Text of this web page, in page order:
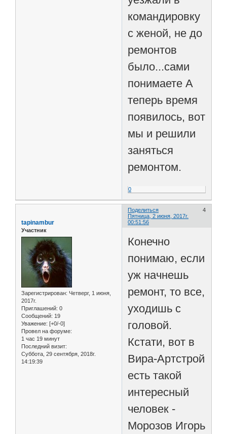
командировку
с женой, не до
ремонтов
было...сами
понимаете А
теперь время
появилось, вот
мы и решили
заняться
ремонтом.
0
Поделиться
4
Пятница, 2 июня, 2017г.
00:51:56
tapinambur
Участник
Зарегистрирован: Четверг, 1 июня,
2017г.
Приглашений: 0
Сообщений: 19
Уважение: [+0/-0]
Провел на форуме:
1 час 19 минут
Последний визит:
Суббота, 29 сентября, 2018г.
14:19:39
Конечно
понимаю, если
уж начнешь
ремонт, то все,
уходишь с
головой.
Кстати, вот в
Вира-Артстрой
есть такой
интересный
человек -
Морозов Игорь